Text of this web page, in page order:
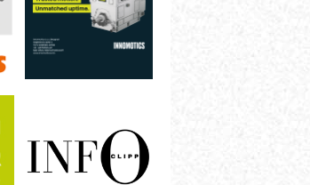
· Display
bez složenih
dugoročna korist
mestu!
- više od 40 godina